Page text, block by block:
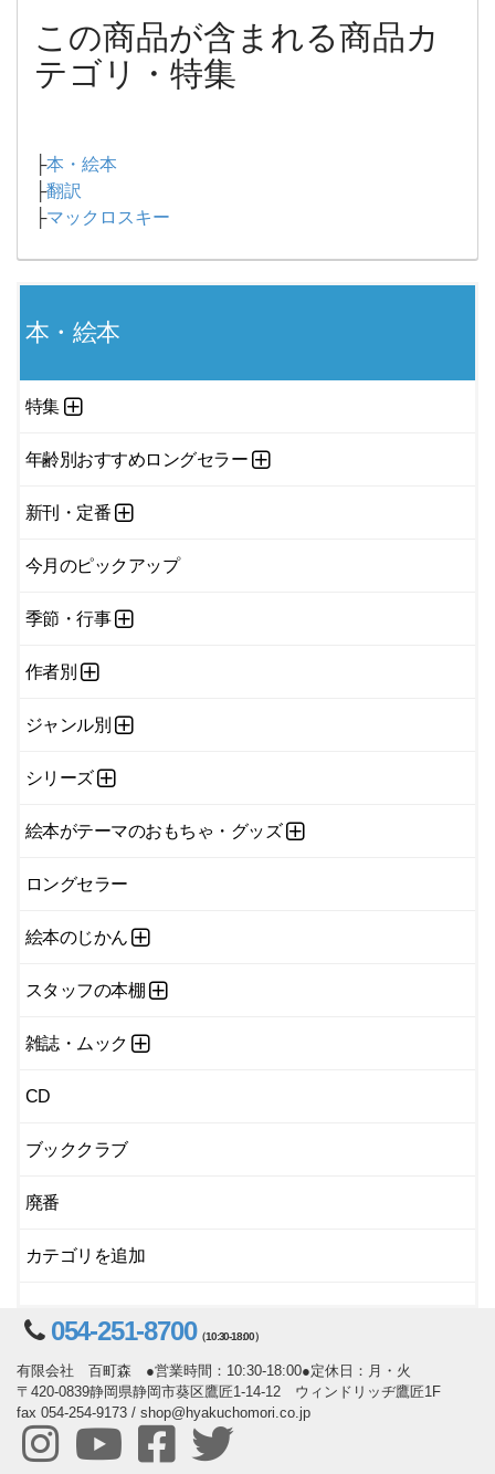
この商品が含まれる商品カ
テゴリ・特集
├本・絵本
├翻訳
├マックロスキー
本・絵本
特集
年齢別おすすめロングセラー
新刊・定番
今月のピックアップ
季節・行事
作者別
ジャンル別
シリーズ
絵本がテーマのおもちゃ・グッズ
ロングセラー
絵本のじかん
スタッフの本棚
雑誌・ムック
CD
ブッククラブ
廃番
カテゴリを追加
054-251-8700（10:30-18:00）
有限会社 百町森 ●営業時間：10:30-18:00●定休日：月・火
〒420-0839静岡県静岡市葵区鷹匠1-14-12 ウィンドリッヂ鷹匠1F
fax 054-254-9173 / shop@hyakuchomori.co.jp